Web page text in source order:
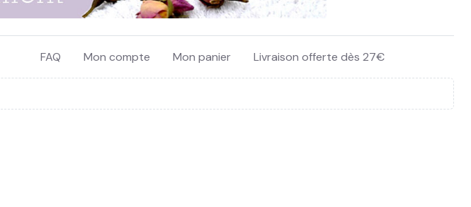
FAQ Mon compte Mon panier Livraison offerte dès 27€